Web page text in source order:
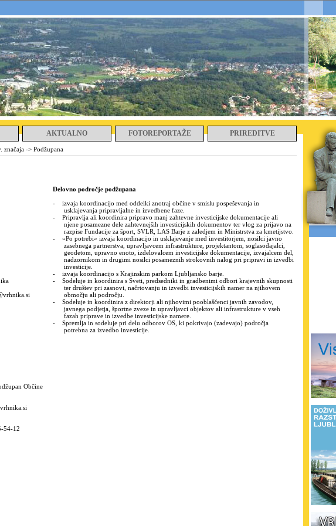
AKTUALNO FOTOREPORTAŽE PRIREDITVE
značaja -> Podžupana
Občine
54-12
Delovno področje podžupana
-
izvaja koordinacijo med oddelki znotraj občine v smislu pospeševanja in
usklajevanja pripravljalne in izvedbene faze.
-
Pripravlja ali koordinira pripravo manj zahtevne investicijske dokumentacije ali
njene posamezne dele zahtevnejših investicijskih dokumentov ter vlog za prijavo na
razpise Fundacije za šport, SVLR, LAS Barje z zaledjem in Ministrstva za kmetijstvo.
-
»Po potrebi« izvaja koordinacijo in usklajevanje med investitorjem, nosilci javno
zasebnega partnerstva, upravljavcem infrastrukture, projektantom, soglasodajalci,
geodetom, upravno enoto, izdelovalcem investicijske dokumentacije, izvajalcem del,
nadzornikom in drugimi nosilci posameznih strokovnih nalog pri pripravi in izvedbi
investicije.
-
izvaja koordinacijo s Krajinskim parkom Ljubljansko barje.
-
Sodeluje in koordinira s Sveti, predsedniki in gradbenimi odbori krajevnih skupnosti
ter društev pri zasnovi, načrtovanju in izvedbi investicijskih namer na njihovem
območju ali področju.
-
Sodeluje in koordinira z direktorji ali njihovimi pooblaščenci javnih zavodov,
javnega podjetja, športne zveze in upravljavci objektov ali infrastrukture v vseh
fazah priprave in izvedbe investicijske namere.
-
Spremlja in sodeluje pri delu odborov OS, ki pokrivajo (zadevajo) področja
potrebna za izvedbo investicije.